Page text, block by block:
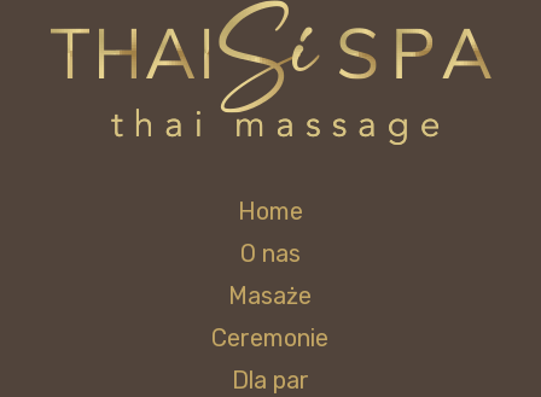
Home
O nas
Masaże
Ceremonie
Dla par